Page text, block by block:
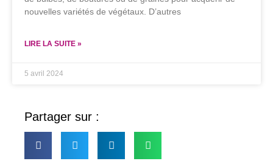
nouvelles variétés de végétaux. D’autres
LIRE LA SUITE »
5 avril 2024
Partager sur :